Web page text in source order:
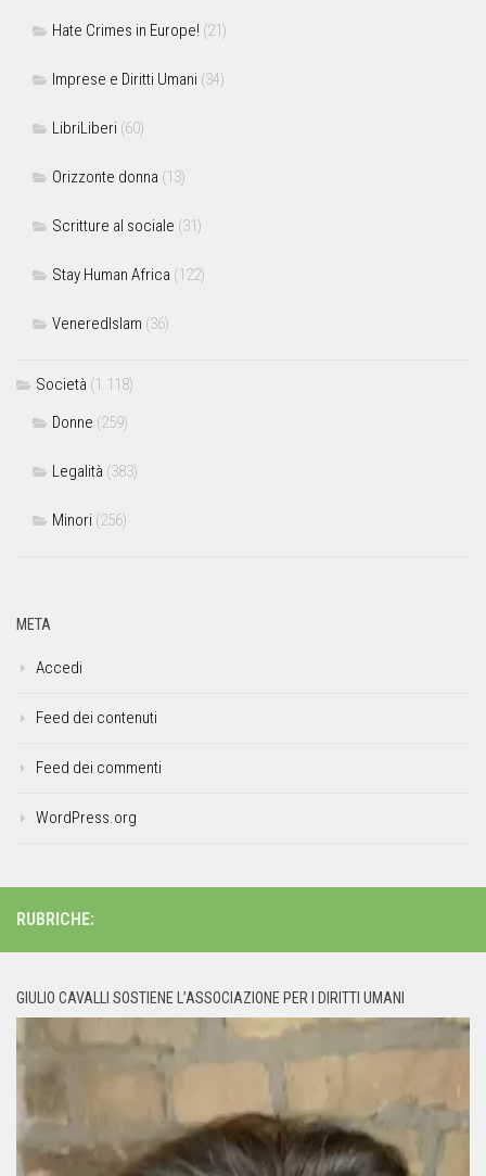
Hate Crimes in Europe! (21)
Imprese e Diritti Umani (34)
LibriLiberi (60)
Orizzonte donna (13)
Scritture al sociale (31)
Stay Human Africa (122)
VeneredIslam (36)
Società (1.118)
Donne (259)
Legalità (383)
Minori (256)
META
Accedi
Feed dei contenuti
Feed dei commenti
WordPress.org
RUBRICHE:
GIULIO CAVALLI SOSTIENE L’ASSOCIAZIONE PER I DIRITTI UMANI
Player